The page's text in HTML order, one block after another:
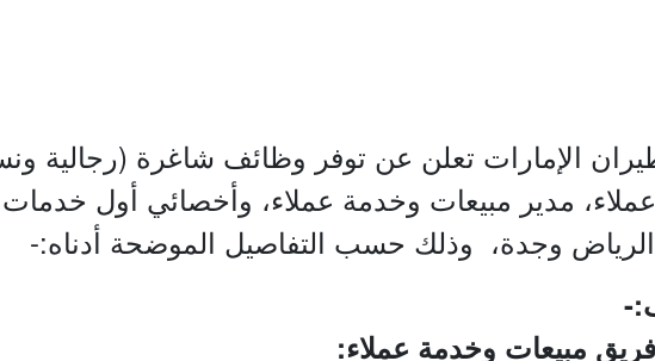
الإمارات تعلن عن توفر وظائف شاغرة (رجالية
مدير مبيعات وخدمة عملاء، وأخصائي أول خدمات
وجدة، وذلك حسب التفاصيل الموضحة أدناه:-